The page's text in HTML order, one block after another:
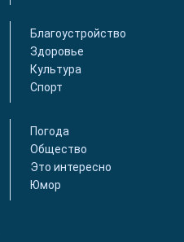
Благоустройство
Здоровье
Культура
Спорт
Погода
Общество
Это интересно
Юмор